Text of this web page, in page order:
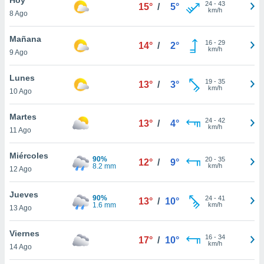
y
en
más
de
8 Ago
15° / 5° 24- 43
km/h
Mañana
9 Ago
14° / 2° 16- 29
km/h
Lunes
10 Ago
13° / 3° 19- 35
km/h
Martes
11 Ago
13° / 4° 24- 42
km/h
Miércoles
12 Ago
90%
8.2 mm
12° / 9° 20- 35
km/h
Jueves
13 Ago
90%
1.6 mm
13° / 10° 24- 41
km/h
Viernes
14 Ago
17° / 10° 16- 34
km/h